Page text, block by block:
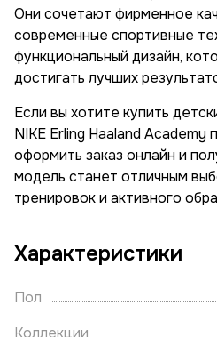
Они сочетают фирменное
современные спортивные
функциональный дизайн,
достигать лучших
Если вы хотите купить
NIKE Erling Haaland Academy
оформить заказ онлайн и
модель станет отличным
тренировок и активного
Характеристики
Пол
Коллекции